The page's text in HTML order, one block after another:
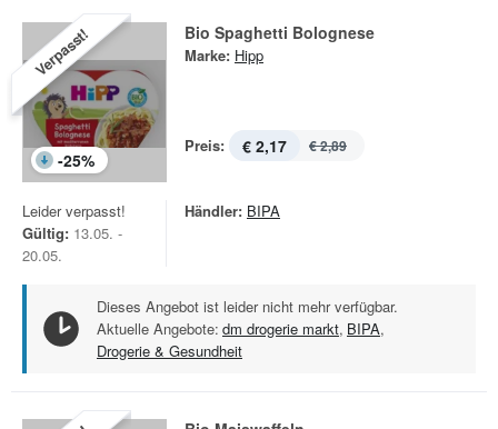
Verpasst!
-25%
Bio Spaghetti Bolognese
Marke: Hipp
Preis: € 2,17 € 2,89
Leider verpasst!
Gültig: 13.05. -
20.05.
Händler: BIPA
Dieses Angebot ist leider nicht mehr verfügbar.
Aktuelle Angebote: dm drogerie markt, BIPA,
Drogerie & Gesundheit